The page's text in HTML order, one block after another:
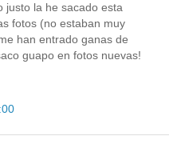
justo la he sacado esta
fotos (no estaban muy
han entrado ganas de
guapo en fotos nuevas!